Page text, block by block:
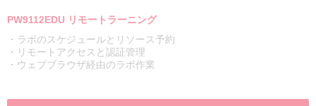
PW9112EDU リモートラーニング
・ラボのスケジュールとリソース予約
・リモートアクセスと認証管理
・ウェブブラウザ経由のラボ作業